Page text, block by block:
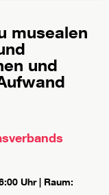
musealen
und
Uhr | Raum: